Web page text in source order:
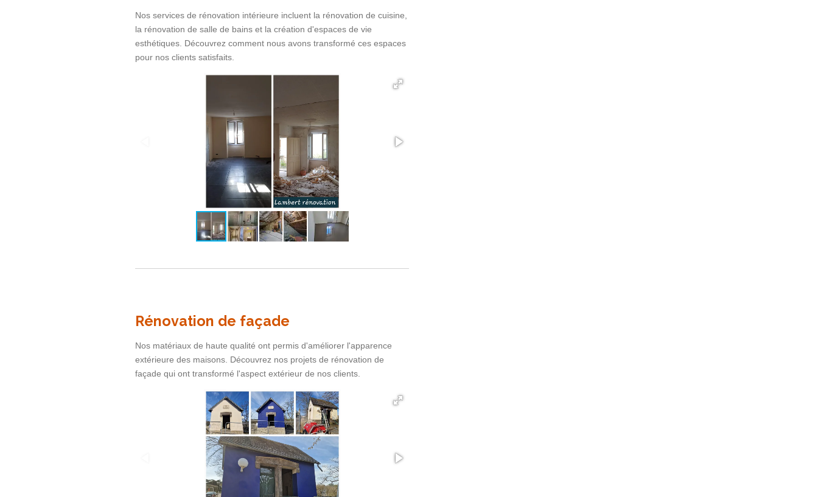
Nos services de rénovation intérieure incluent la rénovation de cuisine,
la rénovation de salle de bains et la création d'espaces de vie
esthétiques. Découvrez comment nous avons transformé ces espaces
pour nos clients satisfaits.
Rénovation de façade
Nos matériaux de haute qualité ont permis d'améliorer l'apparence
extérieure des maisons. Découvrez nos projets de rénovation de
façade qui ont transformé l'aspect extérieur de nos clients.